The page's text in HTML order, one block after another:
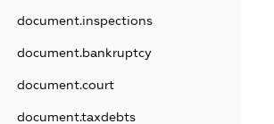
document.inspections
document.bankruptcy
document.court
document.taxdebts